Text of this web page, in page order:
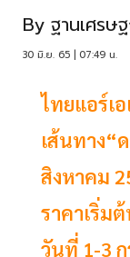
By ฐานเศรษ
30 มิ.ย. 65 | 07:49 น.
ไทยแอร์เ
เส้นทาง“
สิงหาคม
ราคาเริ่ม
วันที่ 1-3